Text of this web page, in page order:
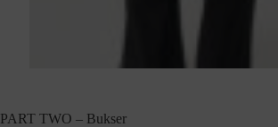
PART TWO – Bukser